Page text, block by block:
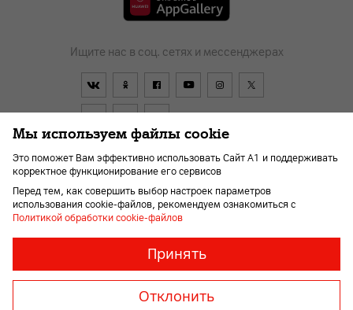
Ищите нас в соц. сетях и мессенджерах
Договор О компании Оплата
Помощь и поддержка
Kарьера Для слабовидящих
© 2026 Унитарное предприятие «А1». Все права защищены.
Member of A1 Group
Мы используем файлы cookie
Это поможет Вам эффективно использовать Сайт А1 и поддерживать
корректное функционирование его сервисов
Перед тем, как совершить выбор настроек параметров
использования cookie-файлов, рекомендуем ознакомиться с
Политикой обработки cookie-файлов
«cookie»
Отклонить
Принять